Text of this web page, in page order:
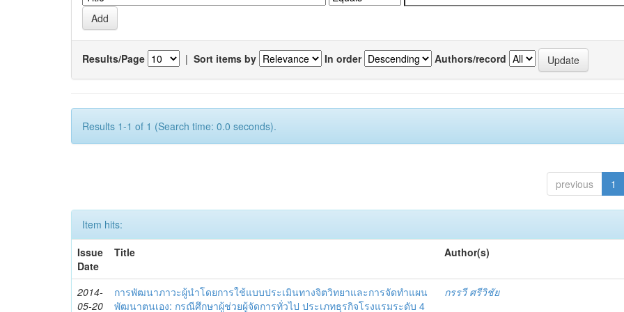
Results/Page | Sort items by In order Authors/record
Results 1-1 of 1 (Search time: 0.0 seconds).
previous 1
Item hits:
Issue
Date
Title Author(s)
2014-
05-20
การพัฒนาภาวะผู้นำโดยการใช้แบบประเมินทางจิตวิทยาและการจัดทำแผน
พัฒนาตนเอง: กรณีศึกษาผู้ช่วยผู้จัดการทั่วไป ประเภทธุรกิจโรงแรมระดับ 4
กรรวี ศรีวิชัย